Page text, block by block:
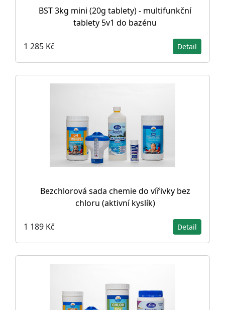
BST 3kg mini (20g tablety) - multifunkční
tablety 5v1 do bazénu
1 285 Kč Detail
Bezchlorová sada chemie do vířivky bez
chloru (aktivní kyslík)
1 189 Kč Detail